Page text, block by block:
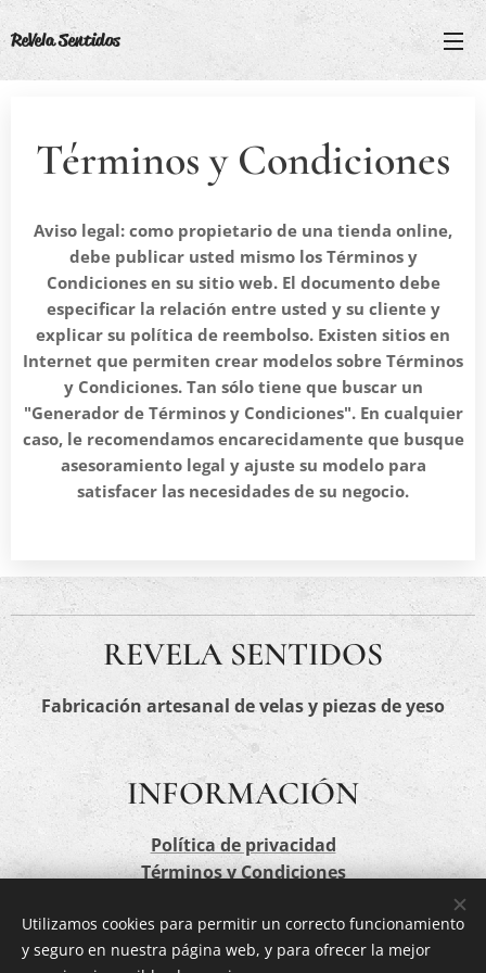
ReVela Sentidos
Términos y Condiciones
Aviso legal: como propietario de una tienda online,
debe publicar usted mismo los Términos y
Condiciones en su sitio web. El documento debe
especificar la relación entre usted y su cliente y
explicar su política de reembolso. Existen sitios en
Internet que permiten crear modelos sobre Términos
y Condiciones. Tan sólo tiene que buscar un
"Generador de Términos y Condiciones". En cualquier
caso, le recomendamos encarecidamente que busque
asesoramiento legal y ajuste su modelo para
satisfacer las necesidades de su negocio.
REVELA SENTIDOS
Fabricación artesanal de velas y piezas de yeso
INFORMACIÓN
Política de privacidad
Términos y Condiciones
CONTACTA AQUÍ
Utilizamos cookies para permitir un correcto funcionamiento
y seguro en nuestra página web, y para ofrecer la mejor